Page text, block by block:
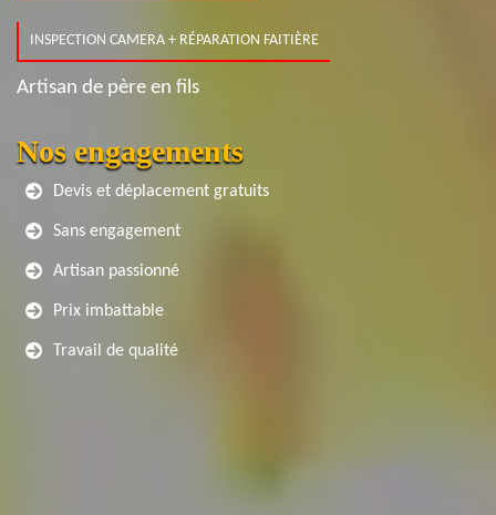
INSPECTION CAMERA + RÉPARATION FAITIÈRE
Artisan de père en fils
Nos engagements
Devis et déplacement gratuits
Sans engagement
Artisan passionné
Prix imbattable
Travail de qualité